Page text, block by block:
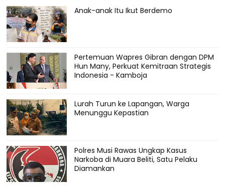
Anak-anak Itu Ikut Berdemo
Pertemuan Wapres Gibran dengan DPM
Hun Many, Perkuat Kemitraan Strategis
Indonesia - Kamboja
Lurah Turun ke Lapangan, Warga
Menunggu Kepastian
Polres Musi Rawas Ungkap Kasus
Narkoba di Muara Beliti, Satu Pelaku
Diamankan